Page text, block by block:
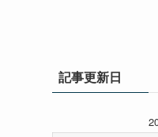
記事更新日